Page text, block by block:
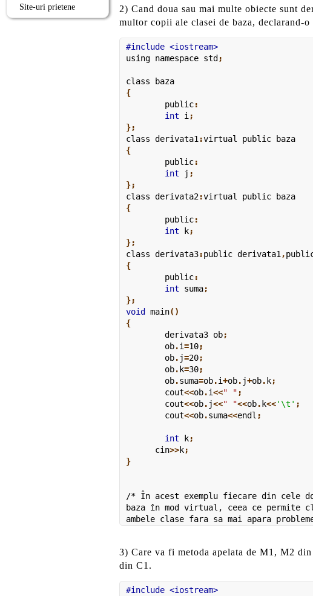
Site-uri prietene
2) Cand doua sau mai multe obiecte sunt
multor copii ale clasei de baza, declarand-
using namespace std ;
class baza
{
	public
:
	int
i;
};
class derivata1:virtual public baza
{
	public
:
	int
j ;
};
class derivata2:virtual public baza
{
	public
:
	int
k;
};
class derivata3:public derivata1,
{
	public
:
	int
suma;
};
void
main()
{
	derivata3 ob
;
	ob
.i=10;
	ob
. j=20;
	ob
. k=30;
	ob
.suma=ob.i+ob. j+ob. k;
	cout
<<ob.i<<" ";
	cout
<<ob. j<<" "<<ob. k<<'\t' ;
	cout
<<ob.suma<<endl;
	int
k;
      cin
>>k;
}
/* În acest exemplu fiecare din cele
baza în mod virtual, ceea ce permite
3) Care va fi metoda apelata de M1, M2
din C1.